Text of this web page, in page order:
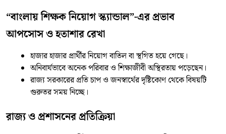
“বাংলায় শিক্ষক নিয়োগ স্ক্যান্ডাল”-এর প্রভাব
আপসোস ও হতাশার রেখা
হাজার হাজার প্রার্থীর নিয়োগ বাতিল বা স্থগিত হয়ে গেছে।
অনিবার্যভাবে অনেক পরিবার ও শিক্ষাজীবী অস্থিরতায় পড়েছেন।
রাজ্য সরকারের প্রতি চাপ ও জনস্বার্থের দৃষ্টিকোণ থেকে বিষয়টি
গুরুতর সময় নিচ্ছে।
রাজ্য ও প্রশাসনের প্রতিক্রিয়া